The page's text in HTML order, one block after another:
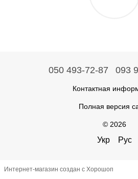
050 493-72-87 093
Контактная
Полная версия
© 2026
Укр Рус
Интернет-магазин создан с Хорошоп